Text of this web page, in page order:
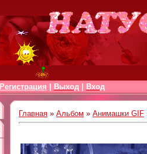
Регистрация Выход Вход
Главная » Альбом » Анимашки GIF